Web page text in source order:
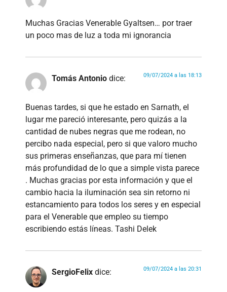
Muchas Gracias Venerable Gyaltsen… por traer
un poco mas de luz a toda mi ignorancia
Tomás Antonio dice: 09/07/2024 a las 18:13
Buenas tardes, si que he estado en Sarnath, el
lugar me pareció interesante, pero quizás a la
cantidad de nubes negras que me rodean, no
percibo nada especial, pero si que valoro mucho
sus primeras enseñanzas, que para mí tienen
más profundidad de lo que a simple vista parece
. Muchas gracias por esta información y que el
cambio hacia la iluminación sea sin retorno ni
estancamiento para todos los seres y en especial
para el Venerable que empleo su tiempo
escribiendo estás líneas. Tashi Delek
SergioFelix dice: 09/07/2024 a las 20:31